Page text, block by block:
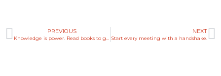
PREVIOUS NEXT
Start every meeting with a handshake.